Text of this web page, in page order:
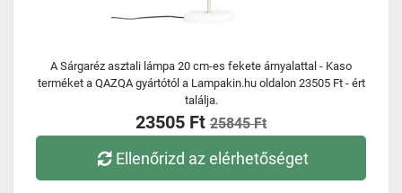
A Sárgaréz asztali lámpa 20 cm-es fekete árnyalattal - Kaso
terméket a QAZQA gyártótól a Lampakin.hu oldalon 23505 Ft - ért
találja.
23505 Ft 25845 Ft
Ellenőrizd az elérhetőséget